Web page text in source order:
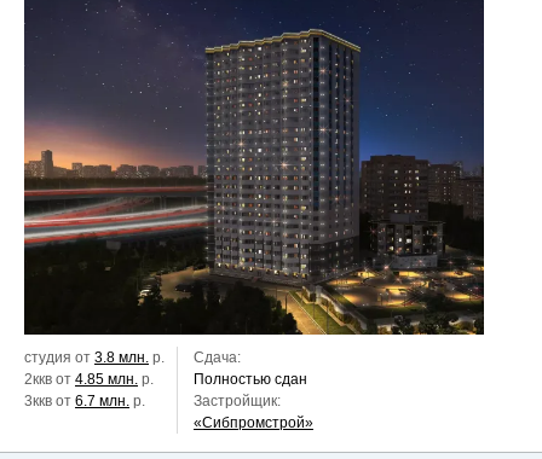
студия от 3.8 млн. р.
2ккв от 4.85 млн. р.
3ккв от 6.7 млн. р.
Сдача:
Полностью сдан
Застройщик:
«Сибпромстрой»